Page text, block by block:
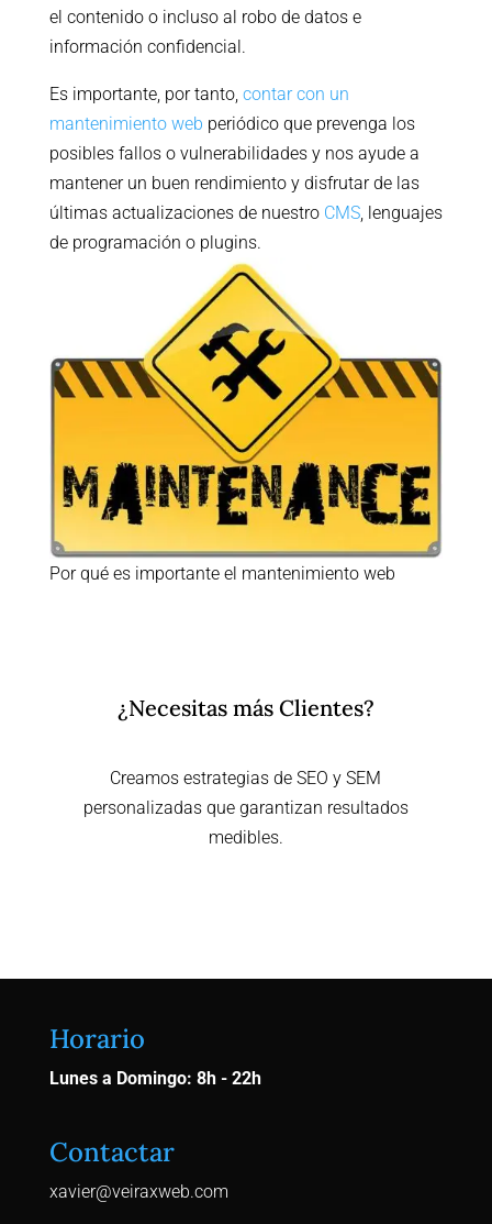
el contenido o incluso al robo de datos e
información confidencial.
Es importante, por tanto, contar con un
mantenimiento web periódico que prevenga los
posibles fallos o vulnerabilidades y nos ayude a
mantener un buen rendimiento y disfrutar de las
últimas actualizaciones de nuestro CMS, lenguajes
de programación o plugins.
Por qué es importante el mantenimiento web
¿Necesitas más Clientes?
Creamos estrategias de SEO y SEM
personalizadas que garantizan resultados
medibles.
Horario
Lunes a Domingo: 8h - 22h
Contactar
xavier@veiraxweb.com